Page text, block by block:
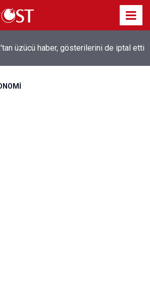
üzücü haber, gösterilerini de iptal etti
Mısırlı yıldız Mohamed Salah
ile anlaştı! Yarın geliyor